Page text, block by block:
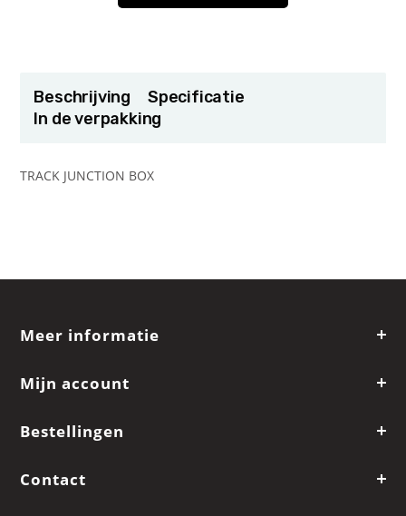
Beschrijving
Specificatie
In de verpakking
TRACK JUNCTION BOX
Meer informatie
Mijn account
Bestellingen
Contact